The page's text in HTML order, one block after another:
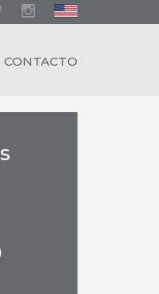
CONTACTO